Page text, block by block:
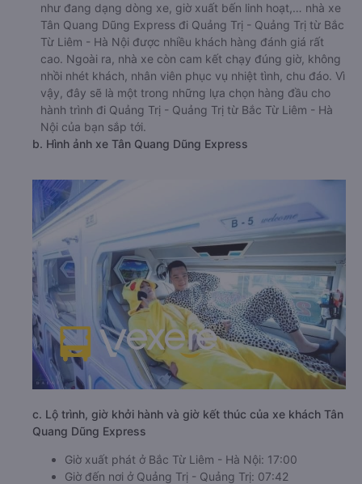
như đang dạng dòng xe, giờ xuất bến linh hoạt,… nhà xe
Tân Quang Dũng Express đi Quảng Trị - Quảng Trị từ Bắc
Từ Liêm - Hà Nội được nhiều khách hàng đánh giá rất
cao. Ngoài ra, nhà xe còn cam kết chạy đúng giờ, không
nhồi nhét khách, nhân viên phục vụ nhiệt tình, chu đáo. Vì
vậy, đây sẽ là một trong những lựa chọn hàng đầu cho
hành trình đi Quảng Trị - Quảng Trị từ Bắc Từ Liêm - Hà
Nội của bạn sắp tới.
b. Hình ảnh xe Tân Quang Dũng Express
c. Lộ trình, giờ khởi hành và giờ kết thúc của xe khách Tân
Quang Dũng Express
Giờ xuất phát ở Bắc Từ Liêm - Hà Nội: 17:00
Giờ đến nơi ở Quảng Trị - Quảng Trị: 07:42